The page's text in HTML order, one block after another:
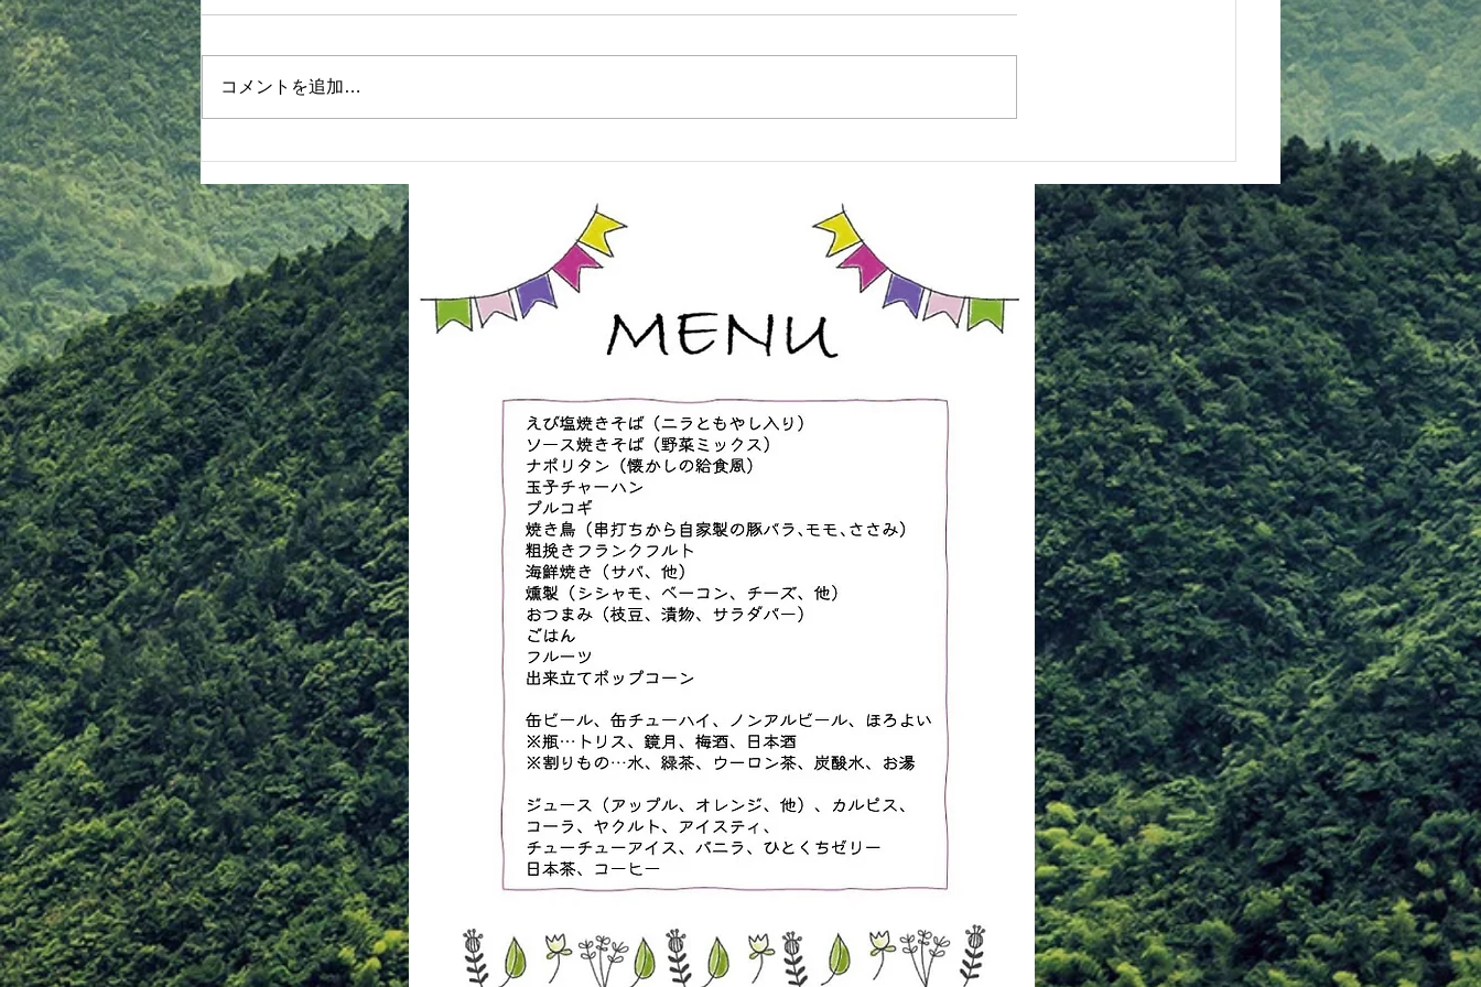
8月4日木部クラス 1830〜2030
基本 ②【抜き技】 タスキ抜き 振
り見抜き 手刀抜き ③【関節技】
り腕立て背固め 入り身投げより
ねじ上げ固め 腕脇絞りより腕ひ
しぎ固め ④【脱出法紹介】 足攻
め どっこ抜き 親指攻め ⑤【ヌン
チャク体験】 ヌンチャク技法 簡
単スパーリン
なります。 ■10:00から10:50は通
様向けとなっており、お子様と気
持ちよく汗をかく内容になってい
ます ・体験大歓迎ですので、
・お子様が道場生の保護者の
方、ご兄弟の参加はもちろん大歓
迎です ・お子様が道
当ホームページにて、バーベキュ
てね！
コメントを追加…